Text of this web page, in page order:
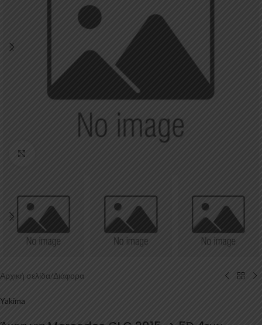
Αρχική σελίδα/Διάφορα
Yakima